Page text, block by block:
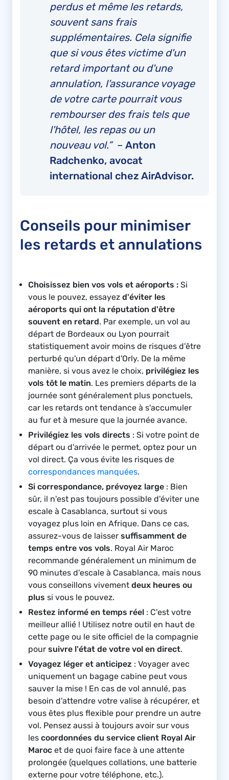
perdus et même les retards,
souvent sans frais
supplémentaires. Cela signifie
que si vous êtes victime d'un
retard important ou d'une
annulation, l'assurance voyage
de votre carte pourrait vous
rembourser des frais tels que
l'hôtel, les repas ou un
nouveau vol.” – Anton
Radchenko, avocat
international chez AirAdvisor.
Conseils pour minimiser
les retards et annulations
Choisissez bien vos vols et aéroports : Si
vous le pouvez, essayez d'éviter les
aéroports qui ont la réputation d'être
souvent en retard. Par exemple, un vol au
départ de Bordeaux ou Lyon pourrait
statistiquement avoir moins de risques d'être
perturbé qu'un départ d'Orly. De la même
manière, si vous avez le choix, privilégiez les
vols tôt le matin. Les premiers départs de la
journée sont généralement plus ponctuels,
car les retards ont tendance à s'accumuler
au fur et à mesure que la journée avance.
Privilégiez les vols directs : Si votre point de
départ ou d'arrivée le permet, optez pour un
vol direct. Ça vous évite les risques de
correspondances manquées.
Si correspondance, prévoyez large : Bien
sûr, il n'est pas toujours possible d'éviter une
escale à Casablanca, surtout si vous
voyagez plus loin en Afrique. Dans ce cas,
assurez-vous de laisser suffisamment de
temps entre vos vols. Royal Air Maroc
recommande généralement un minimum de
90 minutes d'escale à Casablanca, mais nous
vous conseillons vivement deux heures ou
plus si vous le pouvez.
Restez informé en temps réel : C'est votre
meilleur allié ! Utilisez notre outil en haut de
cette page ou le site officiel de la compagnie
pour suivre l'état de votre vol en direct.
Voyagez léger et anticipez : Voyager avec
uniquement un bagage cabine peut vous
sauver la mise ! En cas de vol annulé, pas
besoin d'attendre votre valise à récupérer, et
vous êtes plus flexible pour prendre un autre
vol. Pensez aussi à toujours avoir sur vous
les coordonnées du service client Royal Air
Maroc et de quoi faire face à une attente
prolongée (quelques collations, une batterie
externe pour votre téléphone, etc.).